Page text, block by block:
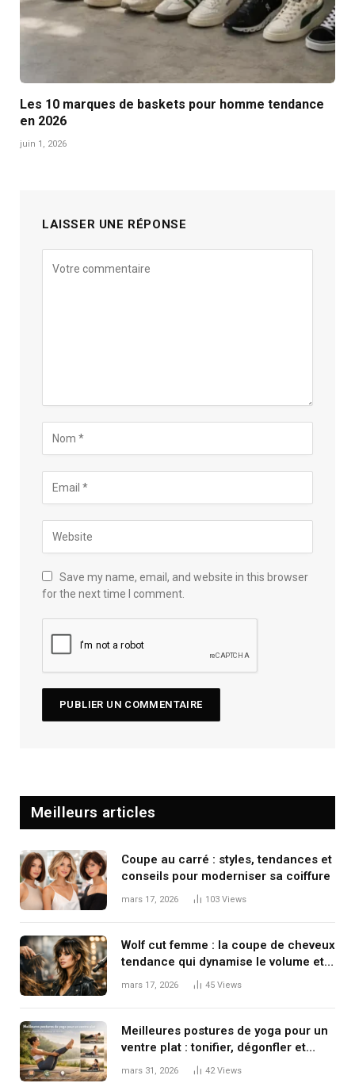
Les 10 marques de baskets pour homme tendance
en 2026
juin 1, 2026
LAISSER UNE RÉPONSE
Save my name, email, and website in this browser
for the next time I comment.
Meilleurs articles
Coupe au carré : styles, tendances et
conseils pour moderniser sa coiffure
mars 17, 2026 103 Views
Wolf cut femme : la coupe de cheveux
tendance qui dynamise le volume et
le mouvement
mars 17, 2026 45 Views
Meilleures postures de yoga pour un
ventre plat : tonifier, dégonfler et
renforcer en douceur
mars 31, 2026 42Views